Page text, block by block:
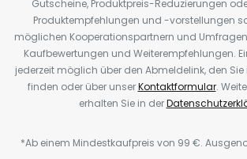
Gutscheine, Produktpreis-Reduzierungen
Produktempfehlungen und -vorstellungen
möglichen Kooperationspartnern und
Kaufbewertungen und Weiterempfehlungen.
jederzeit möglich über den Abmeldelink, den Sie
finden oder über unserKontaktformular.
erhalten Sie in der
*Ab einem Mindestkaufpreis von 99 €.